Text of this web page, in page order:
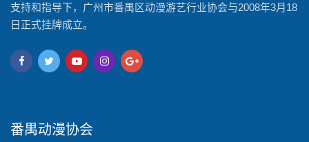
支持和指导下，广州市番禺区动漫游艺行业协会与2008年3月18
日正式挂牌成立。
番禺动漫协会